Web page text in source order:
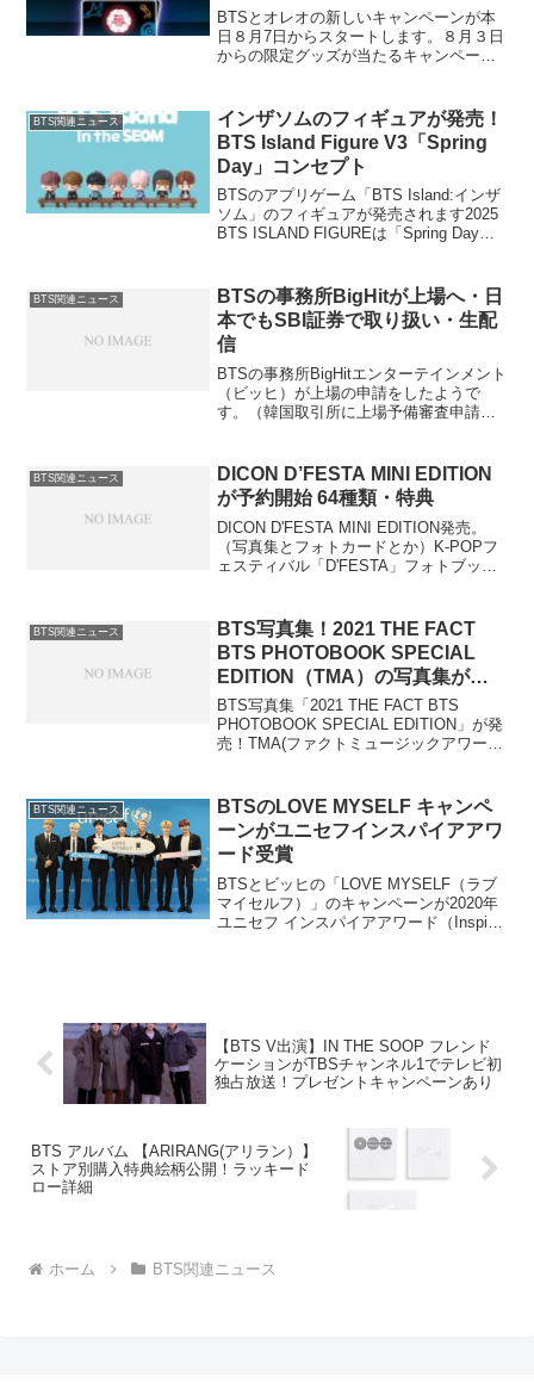
招待！
BTSとオレオの新しいキャンペーンが本
日８月7日からスタートします。８月３日
からの限定グッズが当たるキャンペーン
iHeartRadio Music Festival」...
BTS関連ニュース
インザソムのフィギュアが発売！
BTS Island Figure V3「Spring
Day」コンセプト
BTSのアプリゲーム「BTS Island:インザ
ソム」のフィギュアが発売されます2025
BTS ISLAND FIGUREは「Spring Day」
BTS関連ニュース
BTSの事務所BigHitが上場へ・日
本でもSBI証券で取り扱い・生配
信
BTSの事務所BigHitエンターテインメント
（ビッヒ）が上場の申請をしたようで
す。（韓国取引所に上場予備審査申請書
に上場する予定⇒上場することが決定し
ました。...
BTS関連ニュース
DICON D’FESTA MINI EDITION
が予約開始 64種類・特典
DICON D'FESTA MINI EDITION発売。
（写真集とフォトカードとか）K-POPフ
ェスティバル「D'FESTA」フォトブック
で64...
BTS関連ニュース
BTS写真集！2021 THE FACT
BTS PHOTOBOOK SPECIAL
EDITION（TMA）の写真集が
2022年2月発売！予約方法
BTS写真集「2021 THE FACT BTS
PHOTOBOOK SPECIAL EDITION」が発
売！TMA(ファクトミュージックアワー
らの予約。...
BTS関連ニュース
BTSのLOVE MYSELF キャンペ
ーンがユニセフインスパイアアワ
ード受賞
BTSとビッヒの「LOVE MYSELF（ラブ
マイセルフ）」のキャンペーンが2020年
ユニセフ インスパイアアワード（Inspire
【BTS V出演】IN THE SOOP フレンド
ケーションがTBSチャンネル1でテレビ初
独占放送！プレゼントキャンペーンあり
BTS アルバム 【ARIRANG(アリラン）】
ストア別購入特典絵柄公開！ラッキード
ロー詳細
ホーム BTS関連ニュース